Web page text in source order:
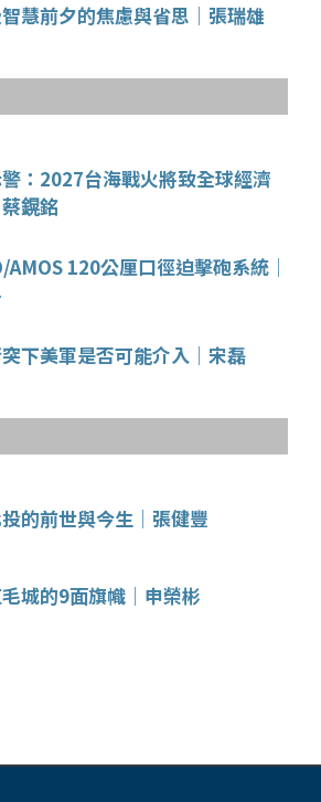
慧前夕的焦慮與省思│張瑞雄
：2027台海戰火將致全球經濟
鎤銘
AMOS 120公厘口徑迫擊砲系統│
下美軍是否可能介入│宋磊
的前世與今生│張健豐
城的9面旗幟│申榮彬